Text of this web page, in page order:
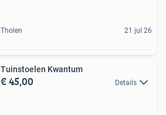
Tholen 21 jul 26
Tuinstoelen Kwantum
€ 45,00 Details